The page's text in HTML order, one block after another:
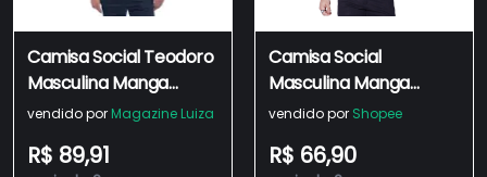
Camisa Social Teodoro
Masculina Manga
Longa Slim Fit Casual
vendido por Magazine Luiza
R$ 89,91
Camisa Social
Masculina Manga
Longa Slim Fit Nacional
vendido por Shopee
R$ 66,90